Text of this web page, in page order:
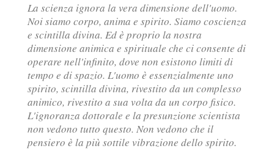
La scienza ignora la vera dimensione dell'uomo.
Noi siamo corpo, anima e spirito. Siamo coscienza
e scintilla divina. Ed è proprio la nostra
dimensione animica e spirituale che ci consente di
operare nell'infinito, dove non esistono limiti di
tempo e di spazio. L'uomo è essenzialmente uno
spirito, scintilla divina, rivestito da un complesso
animico, rivestito a sua volta da un corpo fisico.
L'ignoranza dottorale e la presunzione scientista
non vedono tutto questo. Non vedono che il
pensiero è la più sottile vibrazione dello spirito.